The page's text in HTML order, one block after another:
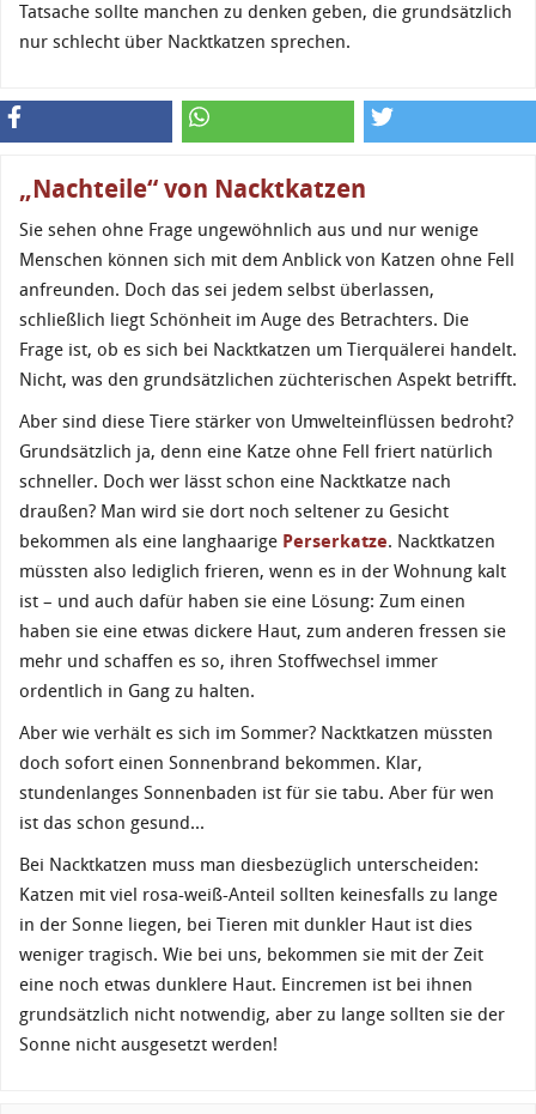
Tatsache sollte manchen zu denken geben, die grundsätzlich
nur schlecht über Nacktkatzen sprechen.
„Nachteile“ von Nacktkatzen
Sie sehen ohne Frage ungewöhnlich aus und nur wenige
Menschen können sich mit dem Anblick von Katzen ohne Fell
anfreunden. Doch das sei jedem selbst überlassen,
schließlich liegt Schönheit im Auge des Betrachters. Die
Frage ist, ob es sich bei Nacktkatzen um Tierquälerei handelt.
Nicht, was den grundsätzlichen züchterischen Aspekt betrifft.
Aber sind diese Tiere stärker von Umwelteinflüssen bedroht?
Grundsätzlich ja, denn eine Katze ohne Fell friert natürlich
schneller. Doch wer lässt schon eine Nacktkatze nach
draußen? Man wird sie dort noch seltener zu Gesicht
bekommen als eine langhaarige Perserkatze. Nacktkatzen
müssten also lediglich frieren, wenn es in der Wohnung kalt
ist – und auch dafür haben sie eine Lösung: Zum einen
haben sie eine etwas dickere Haut, zum anderen fressen sie
mehr und schaffen es so, ihren Stoffwechsel immer
ordentlich in Gang zu halten.
Aber wie verhält es sich im Sommer? Nacktkatzen müssten
doch sofort einen Sonnenbrand bekommen. Klar,
stundenlanges Sonnenbaden ist für sie tabu. Aber für wen
ist das schon gesund...
Bei Nacktkatzen muss man diesbezüglich unterscheiden:
Katzen mit viel rosa-weiß-Anteil sollten keinesfalls zu lange
in der Sonne liegen, bei Tieren mit dunkler Haut ist dies
weniger tragisch. Wie bei uns, bekommen sie mit der Zeit
eine noch etwas dunklere Haut. Eincremen ist bei ihnen
grundsätzlich nicht notwendig, aber zu lange sollten sie der
Sonne nicht ausgesetzt werden!